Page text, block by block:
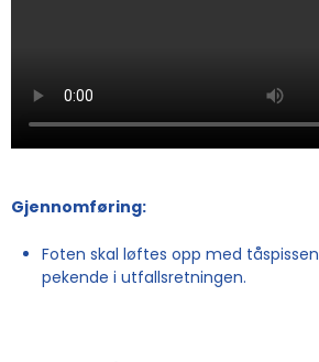
Gjennomføring:
Foten skal løftes opp med tåspissen
pekende i utfallsretningen.